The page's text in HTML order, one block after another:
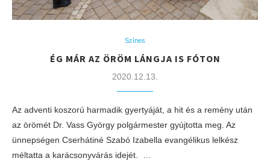
Színes
ÉG MÁR AZ ÖRÖM LÁNGJA IS FÓTON
2020.12.13.
Az adventi koszorú harmadik gyertyáját, a hit és a remény után
az örömét Dr. Vass György polgármester gyújtotta meg. Az
ünnepségen Cserhátiné Szabó Izabella evangélikus lelkész
méltatta a karácsonyvárás idejét. …